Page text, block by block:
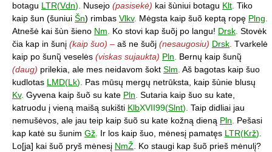
botagu LTR(Vdn). Nusejo (pasisekė) kai šùniui botagu Klt. Tiko
kaip šun (šuniui Šn) rimbas Vlkv. Mėgsta kaip šuõ keptą ropę Plng.
Atnešė kai šùn šieno Nm. Ko stovi kap šuõj po langu! Drsk. Stovėk
čia kap in šunį (kaip šuo) – aš ne šuõj (nesaugosiu) Drsk. Tvarkelė
kaip po šunų̃ veselės (viskas sujaukta) Pln. Bernų kaip šunų̃
(daug) prilekia, ale mes neidavom šokt Slm. Aš bagotas kaip šuo
kudlotas LMD(Lk). Pas mūsų mergų netrūksta, kaip šùnie blusų
Kv. Gyvena kaip šuõ su kate Pln. Sutaria kaip šuo su kate,
katruodu į vieną maišą sukišti KlbXVII99(Slnt). Taip didliai jau
nemušėvos, ale jau teip kaip šuõ su kate kožną dieną Pln. Pešasi
kap katė su šunim Gž. Ir los kaip šuo, mėnesį pamatęs LTR(Krž).
Lo[ja] kai šuõ pryš mėnesį NmŽ. Ko staugi kap šuõ prieš mėnulį?